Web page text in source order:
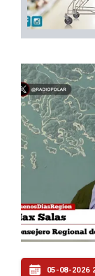
05-08-2026